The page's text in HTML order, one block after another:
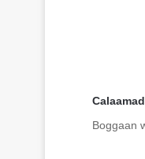
Boggaan